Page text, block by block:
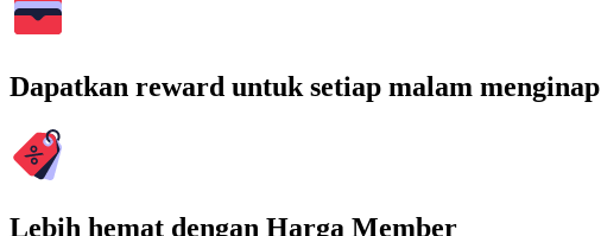
Dapatkan reward untuk setiap malam menginap
Lebih hemat dengan Harga Member